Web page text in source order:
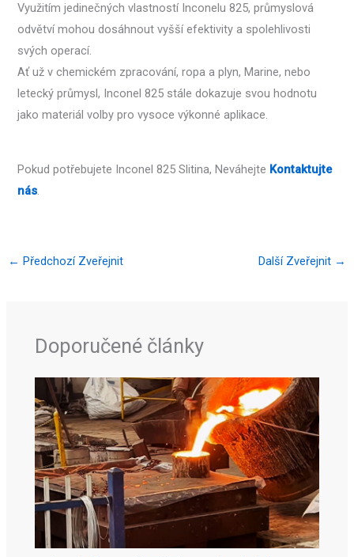
Využitím jedinečných vlastností Inconelu 825, průmyslová
odvětví mohou dosáhnout vyšší efektivity a spolehlivosti
svých operací.
Ať už v chemickém zpracování, ropa a plyn, Marine, nebo
letecký průmysl, Inconel 825 stále dokazuje svou hodnotu
jako materiál volby pro vysoce výkonné aplikace.
Pokud potřebujete Inconel 825 Slitina, Neváhejte Kontaktujte
nás.
← Předchozí Zveřejnit Další Zveřejnit →
Doporučené články